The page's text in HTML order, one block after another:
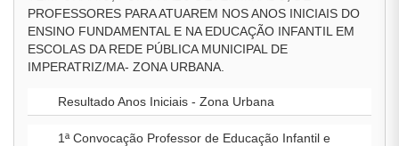
PROFESSORES PARA ATUAREM NOS ANOS INICIAIS DO
ENSINO FUNDAMENTAL E NA EDUCAÇÃO INFANTIL EM
ESCOLAS DA REDE PÚBLICA MUNICIPAL DE
IMPERATRIZ/MA- ZONA URBANA.
Resultado Anos Iniciais - Zona Urbana
1ª Convocação Professor de Educação Infantil e